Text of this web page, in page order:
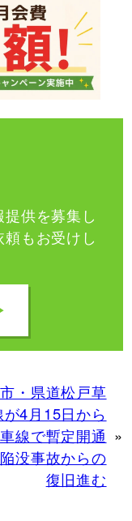
供を募集し
もお受けし
・県道松戸草
が4月15日から
線で暫定開通
没事故からの
復旧進む
»